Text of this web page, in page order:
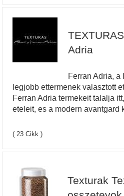
Adria
Ferran Adria, a
legjobb ettermenek valasztott
Ferran Adria termekeit talalja
eteleit, es a modern avantgard
( 23 Cikk )
Texturak